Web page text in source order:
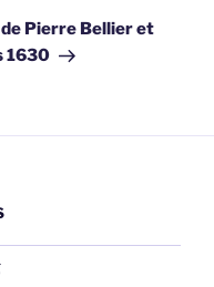
Pierre Bellier et
1630